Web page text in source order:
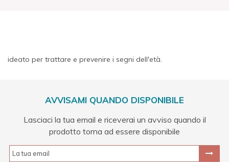
ideato per trattare e prevenire i segni dell'età.
AVVISAMI QUANDO DISPONIBILE
Lasciaci la tua email e riceverai un avviso quando il
prodotto torna ad essere disponibile